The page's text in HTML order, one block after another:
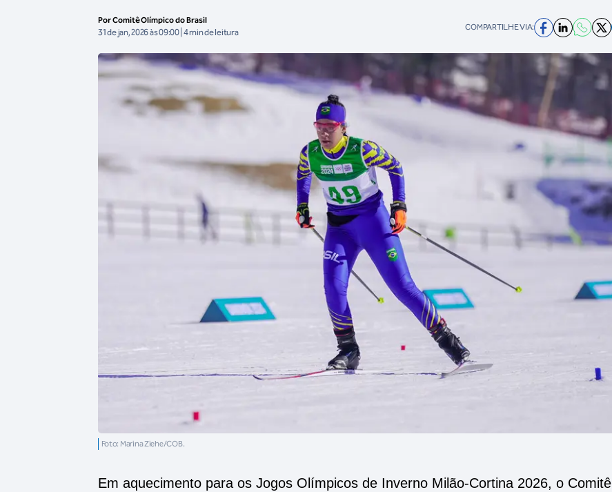
Por Comitê Olímpico do Brasil
31 de jan, 2026 às 09:00 | 4 min de leitura COMPARTILHE VIA:
Foto: Marina Ziehe/COB.
Em aquecimento para os Jogos Olímpicos de Inverno Milão-Cortina 2026, o Comitê